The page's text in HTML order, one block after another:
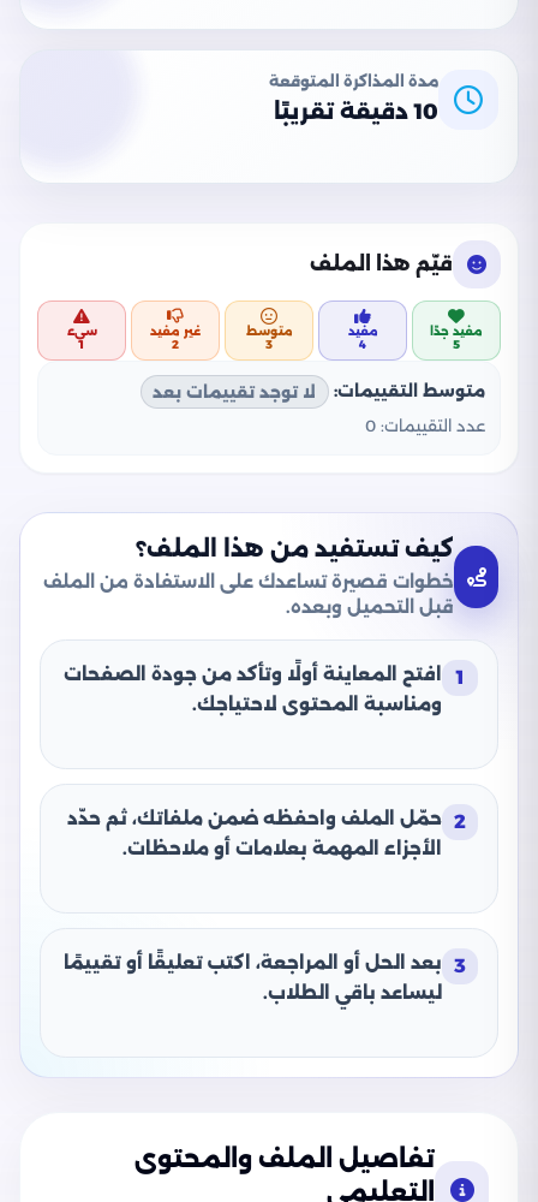
مدة المذاكرة المتوقعة
10 دقيقة تقريبًا
قيّم هذا الملف
مفيد جدًا
5
مفيد
4
متوسط
3
غير مفيد
2
سيء
1
متوسط التقييمات:
لا توجد تقييمات بعد
عدد التقييمات: 0
كيف تستفيد من هذا الملف؟
خطوات قصيرة تساعدك على الاستفادة من الملف
قبل التحميل وبعده.
1
افتح المعاينة أولًا وتأكد من جودة الصفحات
ومناسبة المحتوى لاحتياجك.
2 حمّل الملف واحفظه ضمن ملفاتك، ثم حدّد
الأجزاء المهمة بعلامات أو ملاحظات.
3
بعد الحل أو المراجعة، اكتب تعليقًا أو تقييمًا
ليساعد باقي الطلاب.
تفاصيل الملف والمحتوى
التعليمي